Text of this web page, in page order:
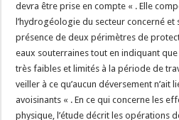
devra être prise en compte « . Elle
l’hydrogéologie du secteur concerné
présence de deux périmètres de
eaux souterraines tout en indiquant
très faibles et limités à la période de
veiller à ce qu’aucun déversement n’ait
avoisinants « . En ce qui concerne les
physique, l’étude décrit les opérations